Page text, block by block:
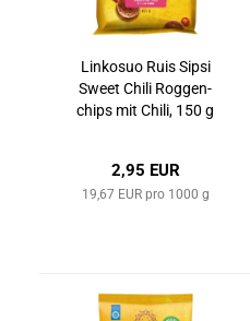
Lin­ko­suo Ruis Sipsi
Sweet Chili Rog­gen­
chips mit Chili, 150 g
2,95 EUR
19,67 EUR pro 1000 g